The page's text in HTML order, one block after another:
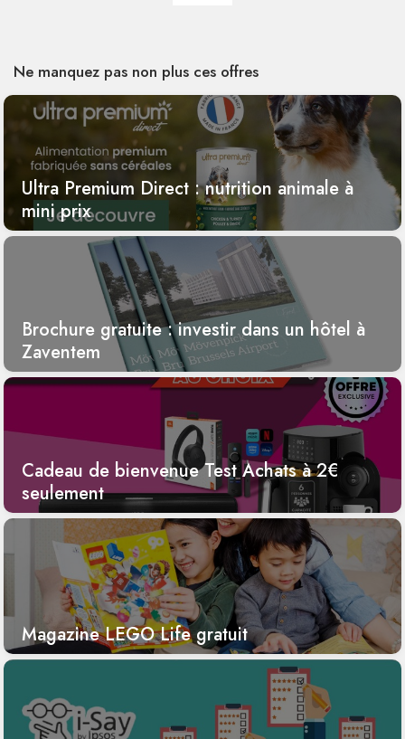
Ne manquez pas non plus ces offres
Ultra Premium Direct : nutrition animale à
mini prix
Brochure gratuite : investir dans un hôtel à
Zaventem
Cadeau de bienvenue Test Achats à 2€
seulement
Magazine LEGO Life gratuit